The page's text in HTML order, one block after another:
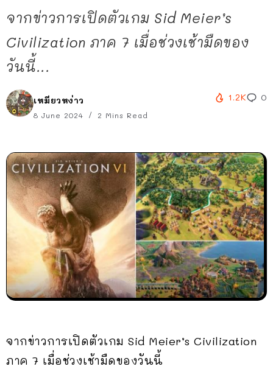
จากข่าวการเปิดตัวเกม Sid Meier’s
Civilization ภาค 7 เมื่อช่วงเช้ามืดของ
วันนี้...
เหมียวหง่าว
8 June 2024 2 Mins Read
1.2K 0
จากข่าวการเปิดตัวเกม Sid Meier’s Civilization
ภาค 7 เมื่อช่วงเช้ามืดของวันนี้